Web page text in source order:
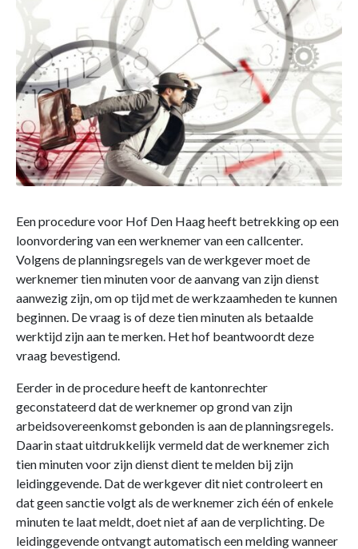
Een procedure voor Hof Den Haag heeft betrekking op een
loonvordering van een werknemer van een callcenter.
Volgens de planningsregels van de werkgever moet de
werknemer tien minuten voor de aanvang van zijn dienst
aanwezig zijn, om op tijd met de werkzaamheden te kunnen
beginnen. De vraag is of deze tien minuten als betaalde
werktijd zijn aan te merken. Het hof beantwoordt deze
vraag bevestigend.
Eerder in de procedure heeft de kantonrechter
geconstateerd dat de werknemer op grond van zijn
arbeidsovereenkomst gebonden is aan de planningsregels.
Daarin staat uitdrukkelijk vermeld dat de werknemer zich
tien minuten voor zijn dienst dient te melden bij zijn
leidinggevende. Dat de werkgever dit niet controleert en
dat geen sanctie volgt als de werknemer zich één of enkele
minuten te laat meldt, doet niet af aan de verplichting. De
leidinggevende ontvangt automatisch een melding wanneer